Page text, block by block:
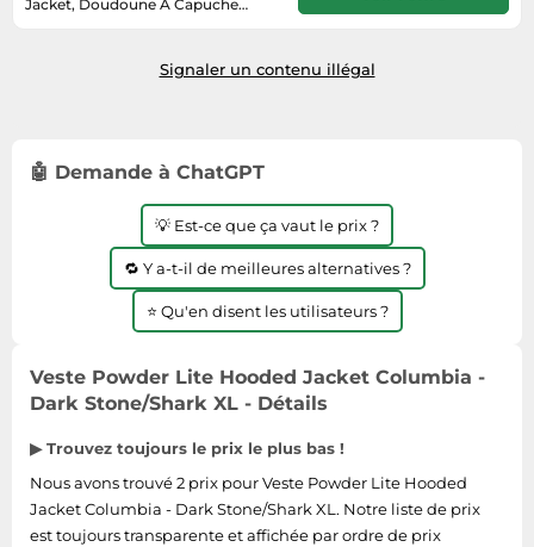
Techniques de mesure
Tronçonneuses
Tuyaux d'arrosage
Éclairage
Informatique
Objectifs photo
Ordinateurs portables
Plaques de cuisson
Reflex numériques
Robots de cuisine
Réfrigérateurs
Smartphones
Sèche-linge
Vélos
Jacket, Doudoune À Capuche
Signaler un contenu illégal
🤖 Demande à ChatGPT
💡 Est-ce que ça vaut le prix ?
🔁 Y a-t-il de meilleures alternatives ?
⭐ Qu'en disent les utilisateurs ?
Veste Powder Lite Hooded Jacket Columbia -
Dark Stone/Shark XL - Détails
▶ Trouvez toujours le prix le plus bas !
Nous avons trouvé 2 prix pour Veste Powder Lite Hooded
Jacket Columbia - Dark Stone/Shark XL. Notre liste de prix
est toujours transparente et affichée par ordre de prix